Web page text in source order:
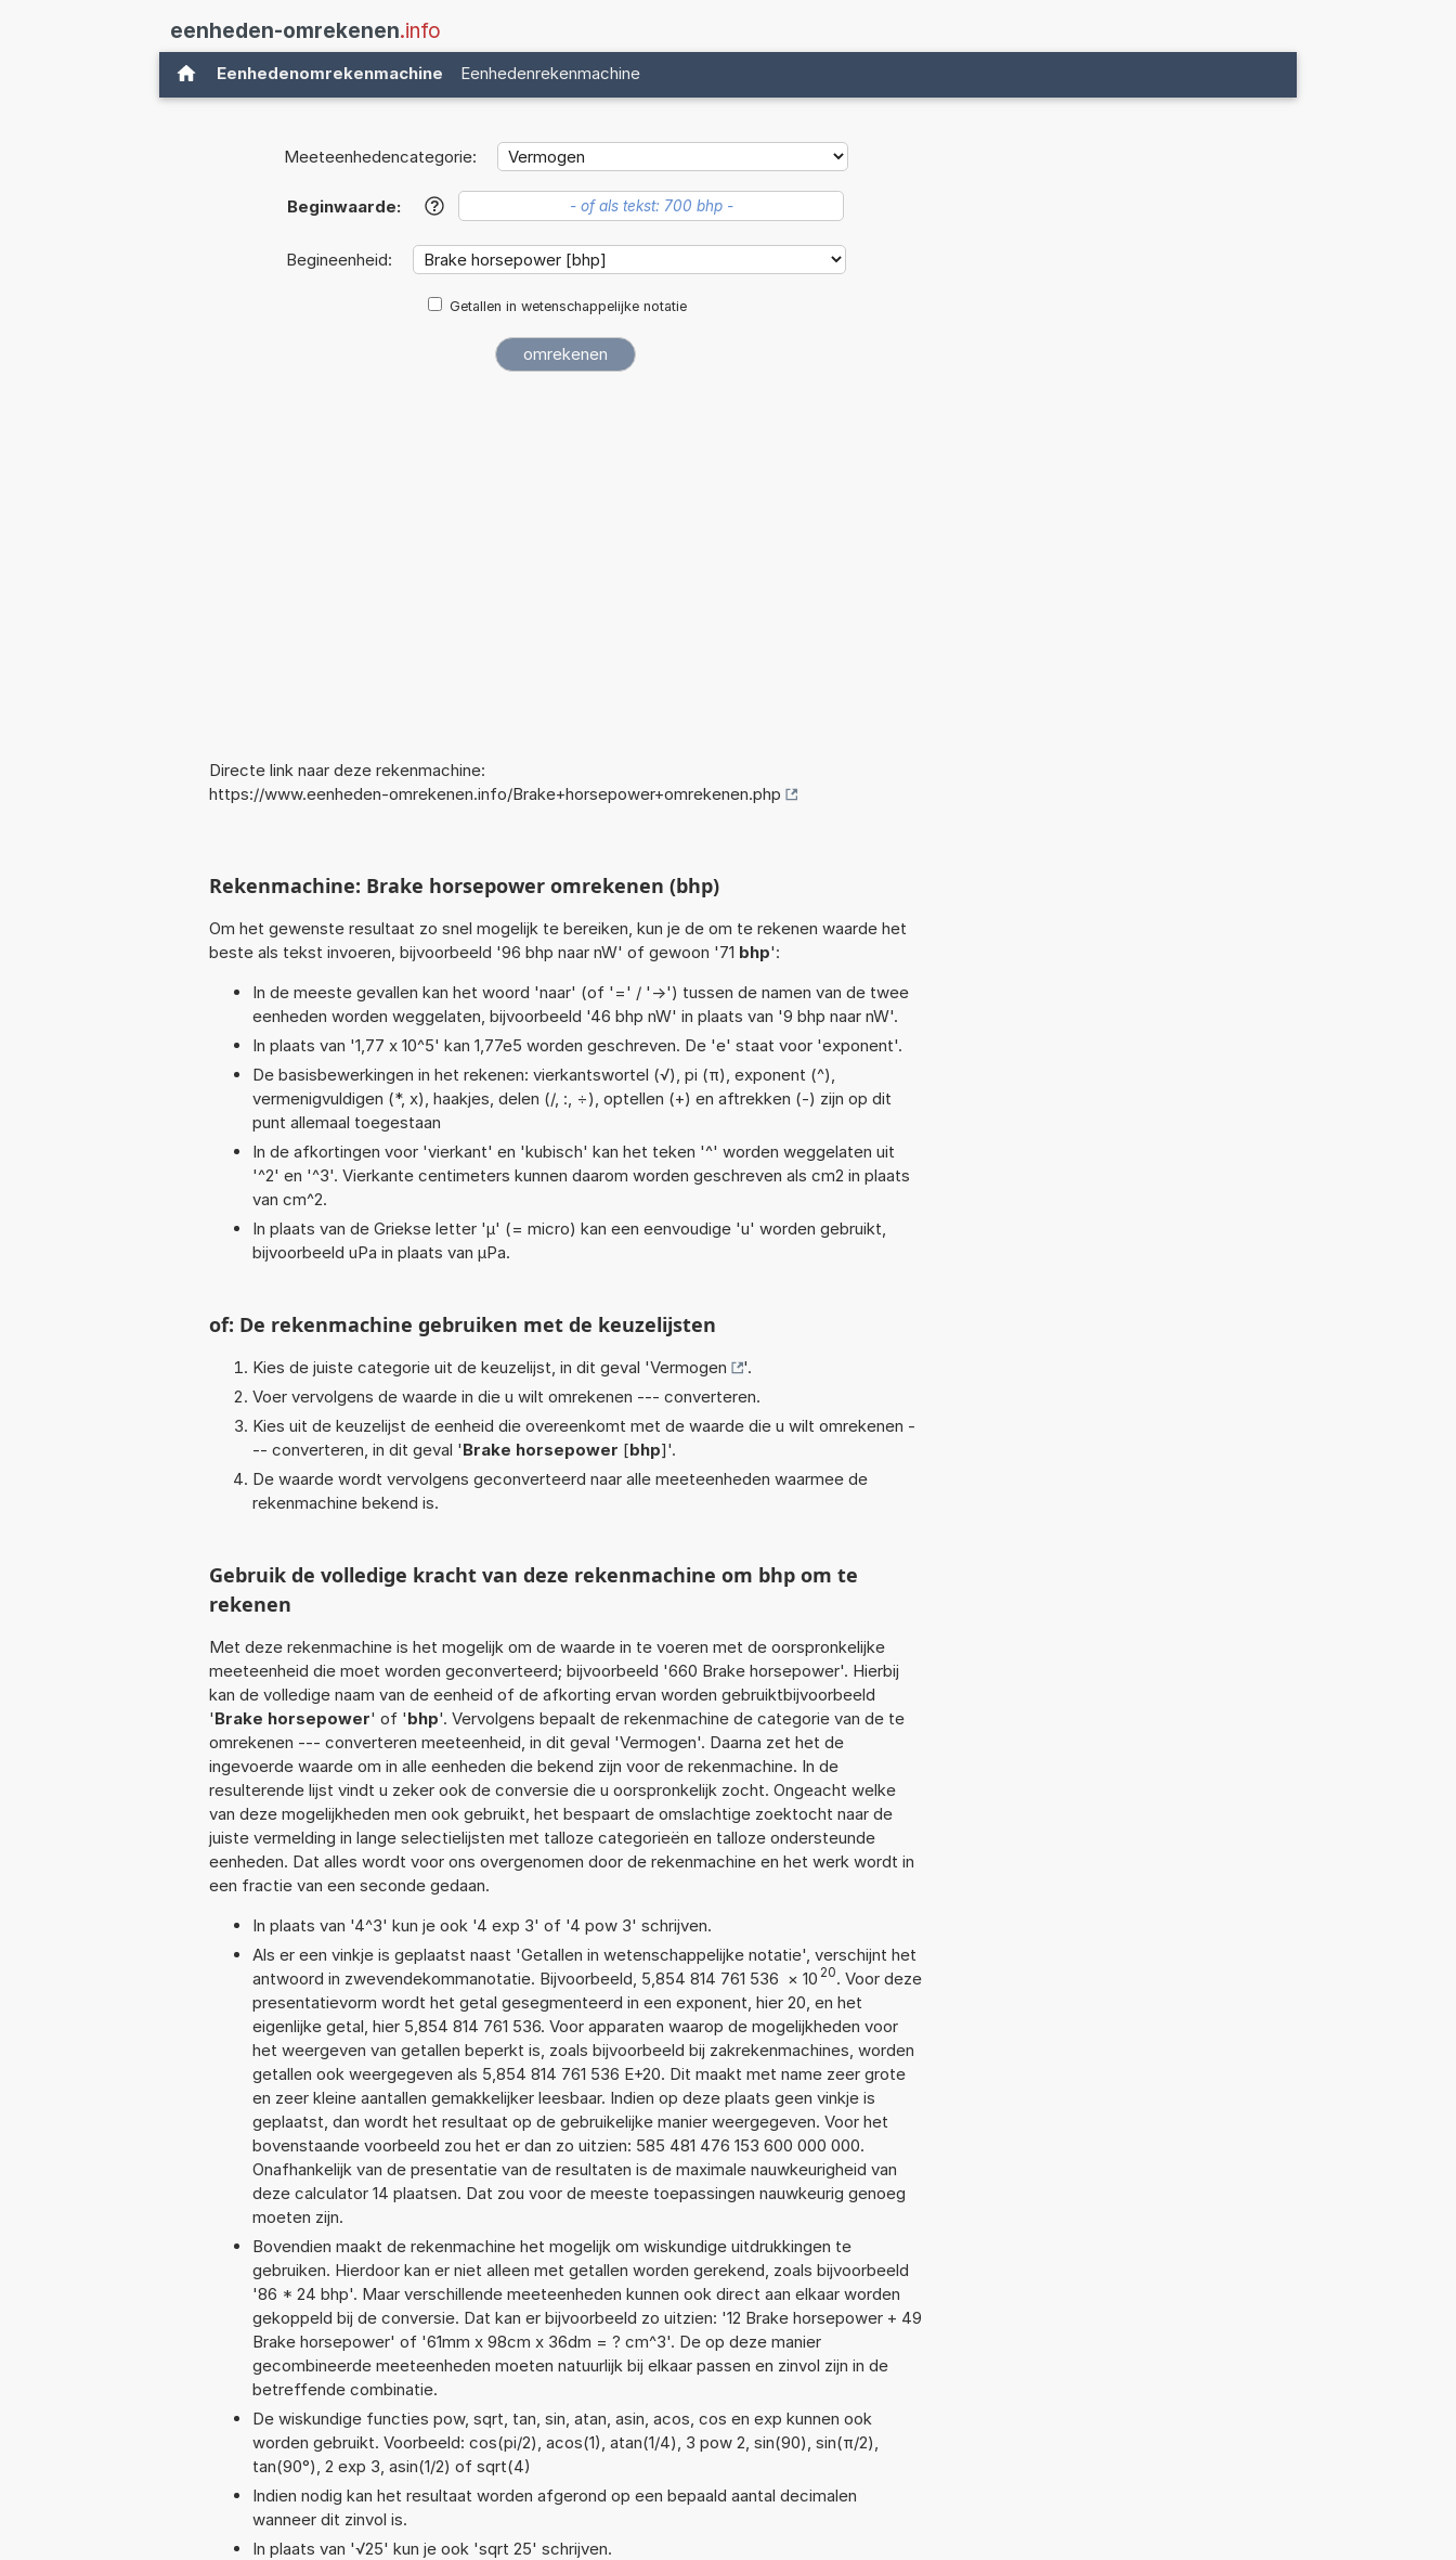
eenheden-omrekenen.info
Eenhedenomrekenmachine Eenhedenrekenmachine
Meeteenhedencategorie:
Beginwaarde: ?
Begineenheid:
Getallen in wetenschappelijke notatie
Directe link naar deze rekenmachine:
https://www.eenheden-omrekenen.info/Brake+horsepower+omrekenen.php
Rekenmachine: Brake horsepower omrekenen (bhp)
Om het gewenste resultaat zo snel mogelijk te bereiken, kun je de om te rekenen waarde het
beste als tekst invoeren, bijvoorbeeld '96 bhp naar nW' of gewoon '71 bhp':
In de meeste gevallen kan het woord 'naar' (of '=' / '->') tussen de namen van de twee
eenheden worden weggelaten, bijvoorbeeld '46 bhp nW' in plaats van '9 bhp naar nW'.
In plaats van '1,77 x 10^5' kan 1,77e5 worden geschreven. De 'e' staat voor 'exponent'.
De basisbewerkingen in het rekenen: vierkantswortel (√), pi (π), exponent (^),
vermenigvuldigen (*, x), haakjes, delen (/, :, ÷), optellen (+) en aftrekken (-) zijn op dit
punt allemaal toegestaan
In de afkortingen voor 'vierkant' en 'kubisch' kan het teken '^' worden weggelaten uit
'^2' en '^3'. Vierkante centimeters kunnen daarom worden geschreven als cm2 in plaats
van cm^2.
In plaats van de Griekse letter 'µ' (= micro) kan een eenvoudige 'u' worden gebruikt,
bijvoorbeeld uPa in plaats van µPa.
of: De rekenmachine gebruiken met de keuzelijsten
Kies de juiste categorie uit de keuzelijst, in dit geval 'Vermogen
'.
Voer vervolgens de waarde in die u wilt omrekenen --- converteren.
Kies uit de keuzelijst de eenheid die overeenkomt met de waarde die u wilt omrekenen -
-- converteren, in dit geval 'Brake horsepower [bhp]'.
De waarde wordt vervolgens geconverteerd naar alle meeteenheden waarmee de
rekenmachine bekend is.
Gebruik de volledige kracht van deze rekenmachine om bhp om te
rekenen
Met deze rekenmachine is het mogelijk om de waarde in te voeren met de oorspronkelijke
meeteenheid die moet worden geconverteerd; bijvoorbeeld '660 Brake horsepower'. Hierbij
kan de volledige naam van de eenheid of de afkorting ervan worden gebruiktbijvoorbeeld
'Brake horsepower' of 'bhp'. Vervolgens bepaalt de rekenmachine de categorie van de te
omrekenen --- converteren meeteenheid, in dit geval 'Vermogen'. Daarna zet het de
ingevoerde waarde om in alle eenheden die bekend zijn voor de rekenmachine. In de
resulterende lijst vindt u zeker ook de conversie die u oorspronkelijk zocht. Ongeacht welke
van deze mogelijkheden men ook gebruikt, het bespaart de omslachtige zoektocht naar de
juiste vermelding in lange selectielijsten met talloze categorieën en talloze ondersteunde
eenheden. Dat alles wordt voor ons overgenomen door de rekenmachine en het werk wordt in
een fractie van een seconde gedaan.
In plaats van '4^3' kun je ook '4 exp 3' of '4 pow 3' schrijven.
Als er een vinkje is geplaatst naast 'Getallen in wetenschappelijke notatie', verschijnt het
antwoord in zwevendekommanotatie. Bijvoorbeeld, 5,854 814 761 536 × 10 20. Voor deze
presentatievorm wordt het getal gesegmenteerd in een exponent, hier 20, en het
eigenlijke getal, hier 5,854 814 761 536. Voor apparaten waarop de mogelijkheden voor
het weergeven van getallen beperkt is, zoals bijvoorbeeld bij zakrekenmachines, worden
getallen ook weergegeven als 5,854 814 761 536 E+20. Dit maakt met name zeer grote
en zeer kleine aantallen gemakkelijker leesbaar. Indien op deze plaats geen vinkje is
geplaatst, dan wordt het resultaat op de gebruikelijke manier weergegeven. Voor het
bovenstaande voorbeeld zou het er dan zo uitzien: 585 481 476 153 600 000 000.
Onafhankelijk van de presentatie van de resultaten is de maximale nauwkeurigheid van
deze calculator 14 plaatsen. Dat zou voor de meeste toepassingen nauwkeurig genoeg
moeten zijn.
Bovendien maakt de rekenmachine het mogelijk om wiskundige uitdrukkingen te
gebruiken. Hierdoor kan er niet alleen met getallen worden gerekend, zoals bijvoorbeeld
'86 * 24 bhp'. Maar verschillende meeteenheden kunnen ook direct aan elkaar worden
gekoppeld bij de conversie. Dat kan er bijvoorbeeld zo uitzien: '12 Brake horsepower + 49
Brake horsepower' of '61mm x 98cm x 36dm = ? cm^3'. De op deze manier
gecombineerde meeteenheden moeten natuurlijk bij elkaar passen en zinvol zijn in de
betreffende combinatie.
De wiskundige functies pow, sqrt, tan, sin, atan, asin, acos, cos en exp kunnen ook
worden gebruikt. Voorbeeld: cos(pi/2), acos(1), atan(1/4), 3 pow 2, sin(90), sin(π/2),
tan(90°), 2 exp 3, asin(1/2) of sqrt(4)
Indien nodig kan het resultaat worden afgerond op een bepaald aantal decimalen
wanneer dit zinvol is.
In plaats van '√25' kun je ook 'sqrt 25' schrijven.